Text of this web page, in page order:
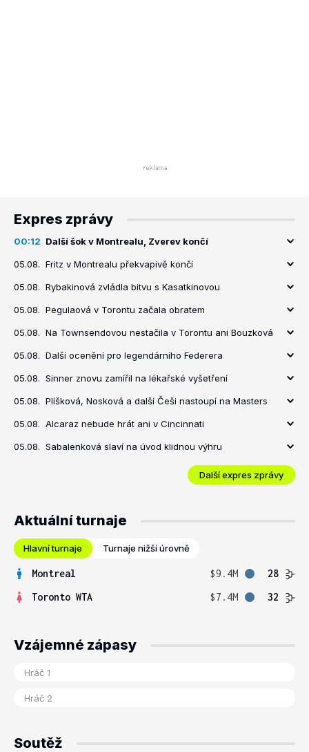
Expres zprávy
00:12 Další šok v Montrealu, Zverev končí
05.08. Fritz v Montrealu překvapivě končí
05.08. Rybakinová zvládla bitvu s Kasatkinovou
05.08. Pegulaová v Torontu začala obratem
05.08. Na Townsendovou nestačila v Torontu ani Bouzková
05.08. Další ocenění pro legendárního Federera
05.08. Sinner znovu zamířil na lékařské vyšetření
05.08. Plíšková, Nosková a další Češi nastoupí na Masters
05.08. Alcaraz nebude hrát ani v Cincinnati
05.08. Sabalenková slaví na úvod klidnou výhru
Další expres zprávy
Aktuální turnaje
Hlavní turnaje Turnaje nižší úrovně
Montreal $9.4M
28
Toronto WTA
$7.4M 32
Vzájemné zápasy
Soutěž